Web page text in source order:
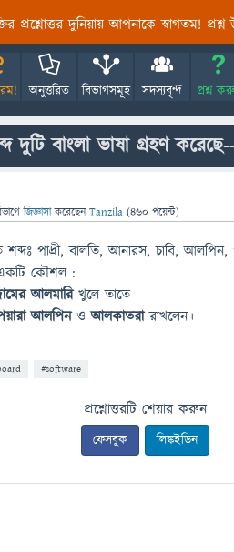
প্রশ্নোত্তর দুনিয়ায় আপনাকে স্বাগতম!
অনুত্তরিত বিভাগসমূহ সদস্যবৃন্দ প্রশ্ন
দুটি বাংলা ভাষা গ্রহণ
জিজ্ঞাসাকরেছেনTanzila (460 পয়েন্ট)
পাদ্রী, বালতি, আনারস, চাবি, আলপিন,
একটি কৌশল :
আলমারিখুলে তাতে
আলপিনওআলকাতরারাখলেন।
#software
প্রশ্নোত্তরটি শেয়ার করুন
ফেসবুক লিঙ্কইডিন